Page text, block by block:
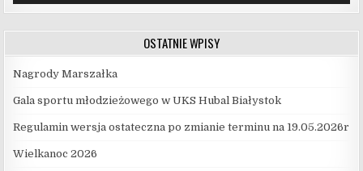
OSTATNIE WPISY
Nagrody Marszałka
Gala sportu młodzieżowego w UKS Hubal Białystok
Regulamin wersja ostateczna po zmianie terminu na 19.05.2026r
Wielkanoc 2026